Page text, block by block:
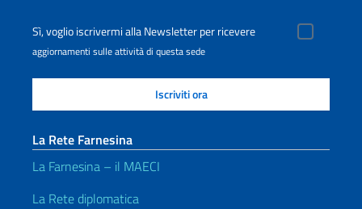
Sì, voglio iscrivermi alla Newsletter per ricevere
aggiornamenti sulle attività di questa sede
La Rete Farnesina
La Farnesina – il MAECI
La Rete diplomatica